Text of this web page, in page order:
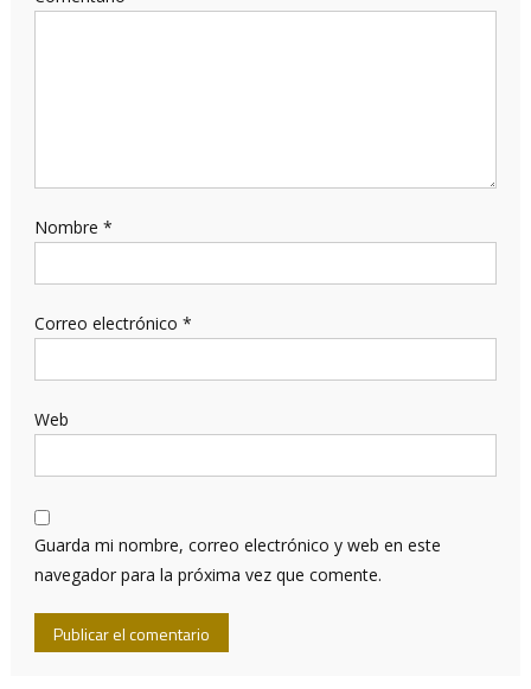
Nombre *
Correo electrónico *
Web
Guarda mi nombre, correo electrónico y web en este
navegador para la próxima vez que comente.